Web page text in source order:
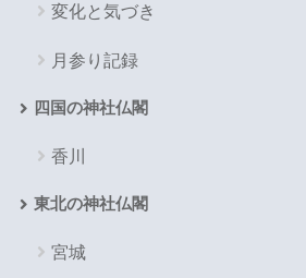
変化と気づき
月参り記録
四国の神社仏閣
香川
東北の神社仏閣
宮城